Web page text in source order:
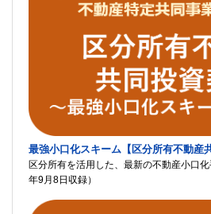
最強小口化スキーム【区分所有不動産
区分所有を活用した、最新の不動産小口
年9月8日収録）